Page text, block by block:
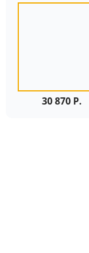
30 870 Р.